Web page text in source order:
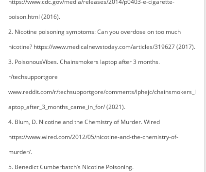
https://www.cdc.gov/media/releases/2014/p0403-e-cigarette-
poison.html (2016).
2. Nicotine poisoning symptoms: Can you overdose on too much
nicotine? https://www.medicalnewstoday.com/articles/319627 (2017).
3. PoisonousVibes. Chainsmokers laptop after 3 months.
r/techsupportgore
www.reddit.com/r/techsupportgore/comments/lphejc/chainsmokers_l
aptop_after_3_months_came_in_for/ (2021).
4. Blum, D. Nicotine and the Chemistry of Murder. Wired
https://www.wired.com/2012/05/nicotine-and-the-chemistry-of-
murder/.
5. Benedict Cumberbatch’s Nicotine Poisoning.